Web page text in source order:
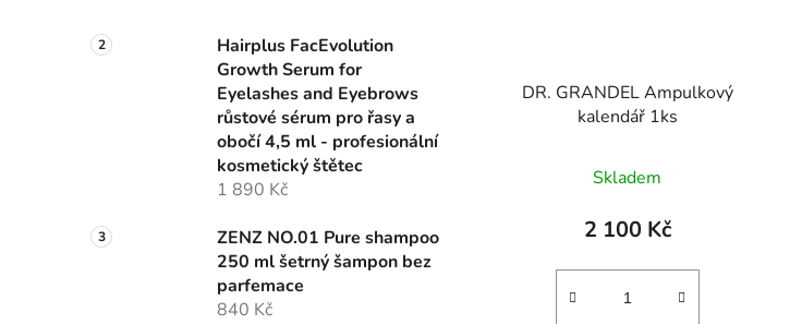
Hairplus FacEvolution
Growth Serum for
Eyelashes and Eyebrows
růstové sérum pro řasy a
obočí 4,5 ml - profesionální
kosmetický štětec
1 890 Kč
ZENZ NO.01 Pure shampoo
250 ml šetrný šampon bez
parfemace
840 Kč
DR. GRANDEL Ampulkový
kalendář 1ks
Skladem
2 100 Kč